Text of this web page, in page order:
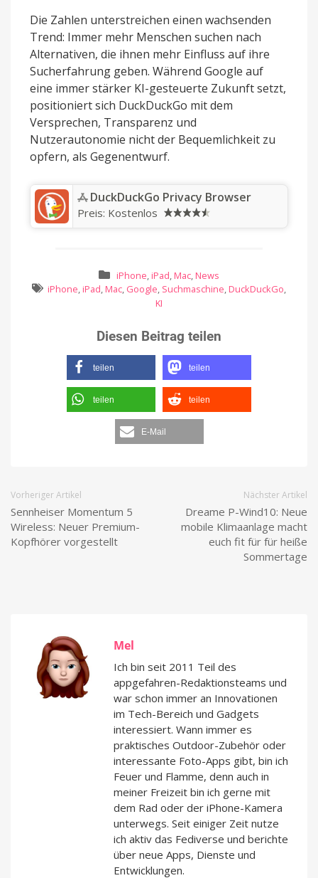
Die Zahlen unterstreichen einen wachsenden
Trend: Immer mehr Menschen suchen nach
Alternativen, die ihnen mehr Einfluss auf ihre
Sucherfahrung geben. Während Google auf
eine immer stärker KI-gesteuerte Zukunft setzt,
positioniert sich DuckDuckGo mit dem
Versprechen, Transparenz und
Nutzerautonomie nicht der Bequemlichkeit zu
opfern, als Gegenentwurf.
‎DuckDuckGo Privacy Browser
Preis: Kostenlos
iPhone, iPad, Mac, News
iPhone, iPad, Mac, Google, Suchmaschine, DuckDuckGo,
KI
Diesen Beitrag teilen
teilen teilen
teilen teilen
E-Mail
Vorheriger Artikel
Sennheiser Momentum 5
Wireless: Neuer Premium-
Kopfhörer vorgestellt
Nächster Artikel
Dreame P-Wind10: Neue
mobile Klimaanlage macht
euch fit für für heiße
Sommertage
Mel
Ich bin seit 2011 Teil des
appgefahren-Redaktionsteams und
war schon immer an Innovationen
im Tech-Bereich und Gadgets
interessiert. Wann immer es
praktisches Outdoor-Zubehör oder
interessante Foto-Apps gibt, bin ich
Feuer und Flamme, denn auch in
meiner Freizeit bin ich gerne mit
dem Rad oder der iPhone-Kamera
unterwegs. Seit einiger Zeit nutze
ich aktiv das Fediverse und berichte
über neue Apps, Dienste und
Entwicklungen.